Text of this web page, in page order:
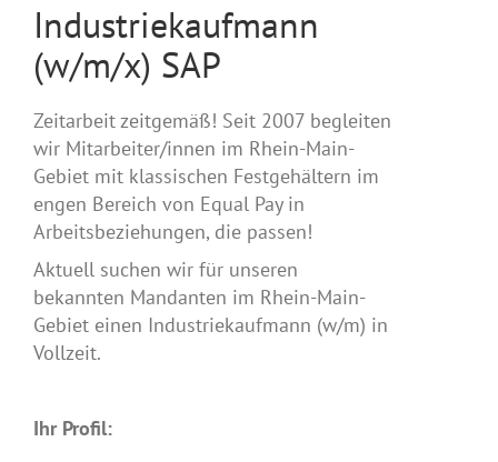
Industriekaufmann
(w/m/x) SAP
Zeitarbeit zeitgemäß! Seit 2007 begleiten
wir Mitarbeiter/innen im Rhein-Main-
Gebiet mit klassischen Festgehältern im
engen Bereich von Equal Pay in
Arbeitsbeziehungen, die passen!
Aktuell suchen wir für unseren
bekannten Mandanten im Rhein-Main-
Gebiet einen Industriekaufmann (w/m) in
Vollzeit.
Ihr Profil: